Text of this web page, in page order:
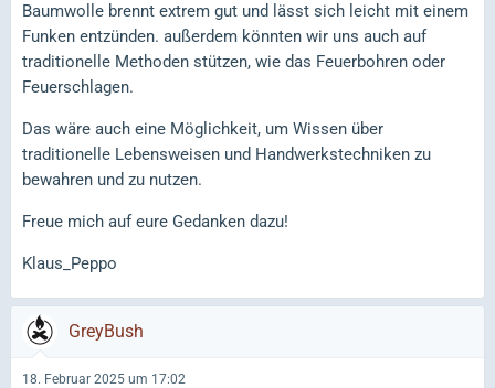
Baumwolle brennt extrem gut und lässt sich leicht mit einem
Funken entzünden. außerdem könnten wir uns auch auf
traditionelle Methoden stützen, wie das Feuerbohren oder
Feuerschlagen.
Das wäre auch eine Möglichkeit, um Wissen über
traditionelle Lebensweisen und Handwerkstechniken zu
bewahren und zu nutzen.
Freue mich auf eure Gedanken dazu!
Klaus_Peppo
GreyBush
18. Februar 2025 um 17:02